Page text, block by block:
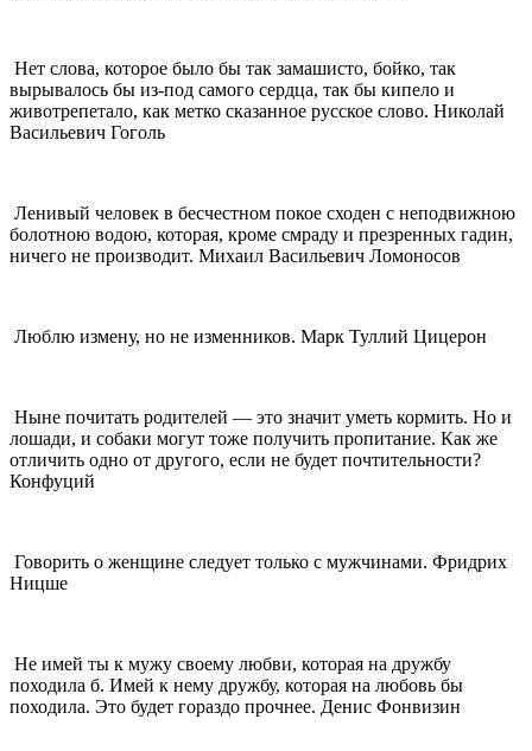
Нет слова, которое было бы так замашисто, бойко, так
вырывалось бы из-под самого сердца, так бы кипело и
животрепетало, как метко сказанное русское слово. Николай
Васильевич Гоголь
Ленивый человек в бесчестном покое сходен с неподвижною
болотною водою, которая, кроме смраду и презренных гадин,
ничего не производит. Михаил Васильевич Ломоносов
Люблю измену, но не изменников. Марк Туллий Цицерон
Ныне почитать родителей — это значит уметь кормить. Но и
лошади, и собаки могут тоже получить пропитание. Как же
отличить одно от другого, если не будет почтительности?
Конфуций
Говорить о женщине следует только с мужчинами. Фридрих
Ницше
Не имей ты к мужу своему любви, которая на дружбу
походила б. Имей к нему дружбу, которая на любовь бы
походила. Это будет гораздо прочнее. Денис Фонвизин